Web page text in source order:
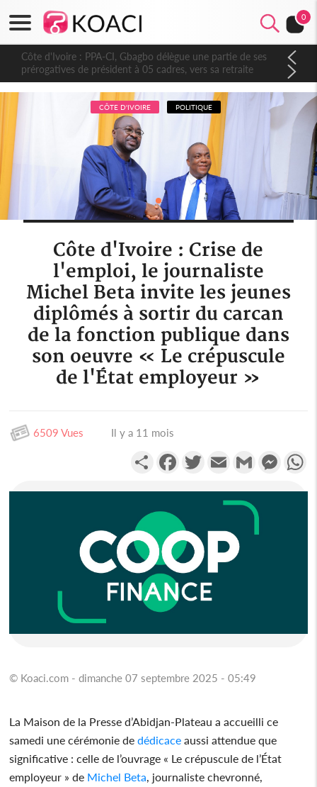
0
Côte d'Ivoire : PPA-CI, Gbagbo délègue une partie de ses
prérogatives de président à 05 cadres, vers sa retraite
politique ?
CÔTE D'IVOIRE POLITIQUE
Côte d'Ivoire : Crise de
l'emploi, le journaliste
Michel Beta invite les jeunes
diplômés à sortir du carcan
de la fonction publique dans
son oeuvre « Le crépuscule
de l'État employeur »
6509 Vues Il y a 11 mois
PartagerFacebookTwitterEmail Gmail
© Koaci.com - dimanche 07 septembre 2025 - 05:49
La Maison de la Presse d’Abidjan-Plateau a accueilli ce
samedi une cérémonie de dédicace aussi attendue que
significative : celle de l’ouvrage « Le crépuscule de l’État
employeur » de Michel Beta , journaliste chevronné,